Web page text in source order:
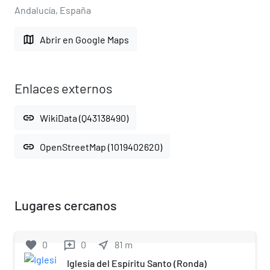
Andalucía, España
map Abrir en Google Maps
Enlaces externos
link WikiData (Q43138490)
link OpenStreetMap (1019402620)
Lugares cercanos
favorite 0 reviews 0 near_me 81 m
Iglesia del Espíritu Santo (Ronda)